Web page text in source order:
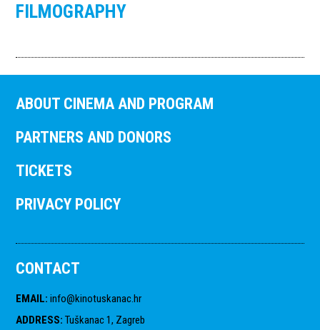
FILMOGRAPHY
ABOUT CINEMA AND PROGRAM
PARTNERS AND DONORS
TICKETS
PRIVACY POLICY
CONTACT
EMAIL: info@kinotuskanac.hr
ADDRESS: Tuškanac 1, Zagreb